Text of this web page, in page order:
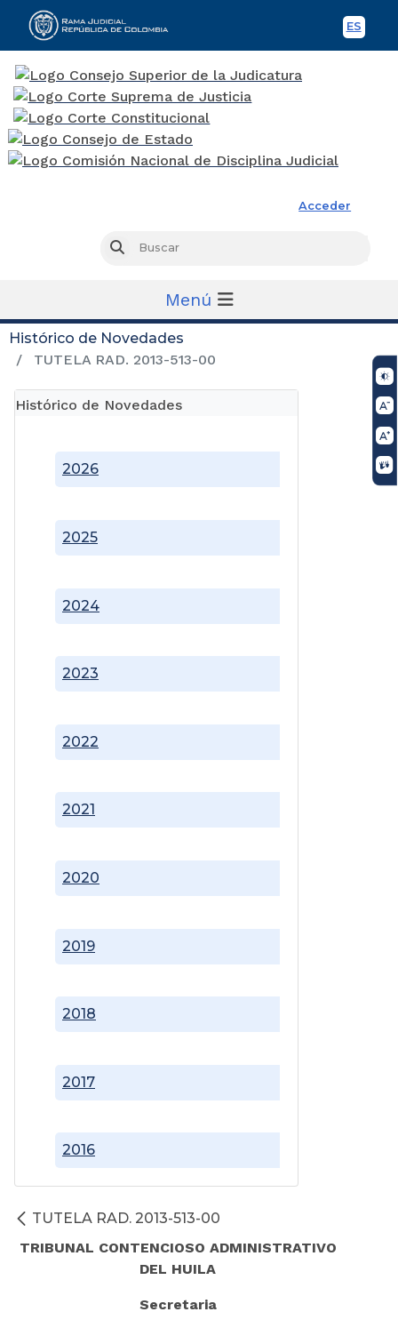
ES
Acceder
Buscar
Menú
Histórico de Novedades
TUTELA RAD. 2013-513-00
Histórico de Novedades
2016
2017
2018
2019
2020
2021
2022
2023
2024
2025
2026
TUTELA RAD. 2013-513-00
TRIBUNAL CONTENCIOSO ADMINISTRATIVO
DEL HUILA
Secretaria